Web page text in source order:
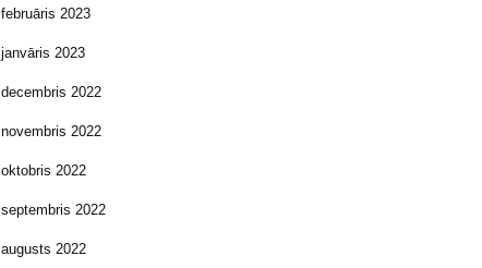
februāris 2023
janvāris 2023
decembris 2022
novembris 2022
oktobris 2022
septembris 2022
augusts 2022